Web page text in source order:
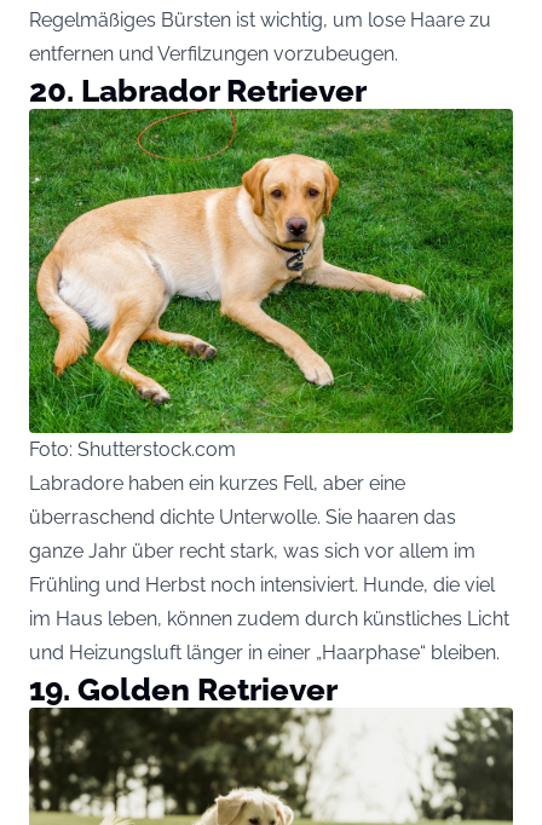
Regelmäßiges Bürsten ist wichtig, um lose Haare zu
entfernen und Verfilzungen vorzubeugen.
20. Labrador Retriever
Foto: Shutterstock.com
Labradore haben ein kurzes Fell, aber eine
überraschend dichte Unterwolle. Sie haaren das
ganze Jahr über recht stark, was sich vor allem im
Frühling und Herbst noch intensiviert. Hunde, die viel
im Haus leben, können zudem durch künstliches Licht
und Heizungsluft länger in einer „Haarphase“ bleiben.
19. Golden Retriever